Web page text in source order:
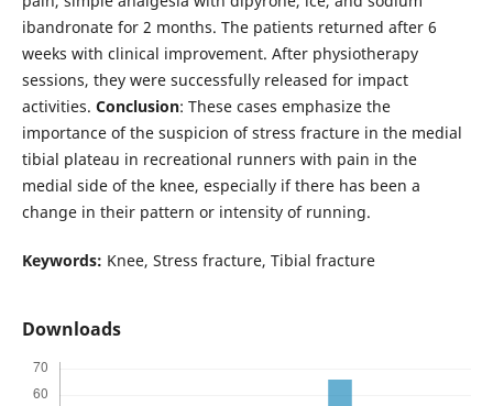
ibandronate for 2 months. The patients returned after 6
weeks with clinical improvement. After physiotherapy
sessions, they were successfully released for impact
activities. Conclusion: These cases emphasize the
importance of the suspicion of stress fracture in the medial
tibial plateau in recreational runners with pain in the
medial side of the knee, especially if there has been a
change in their pattern or intensity of running.
Keywords: Knee, Stress fracture, Tibial fracture
Downloads